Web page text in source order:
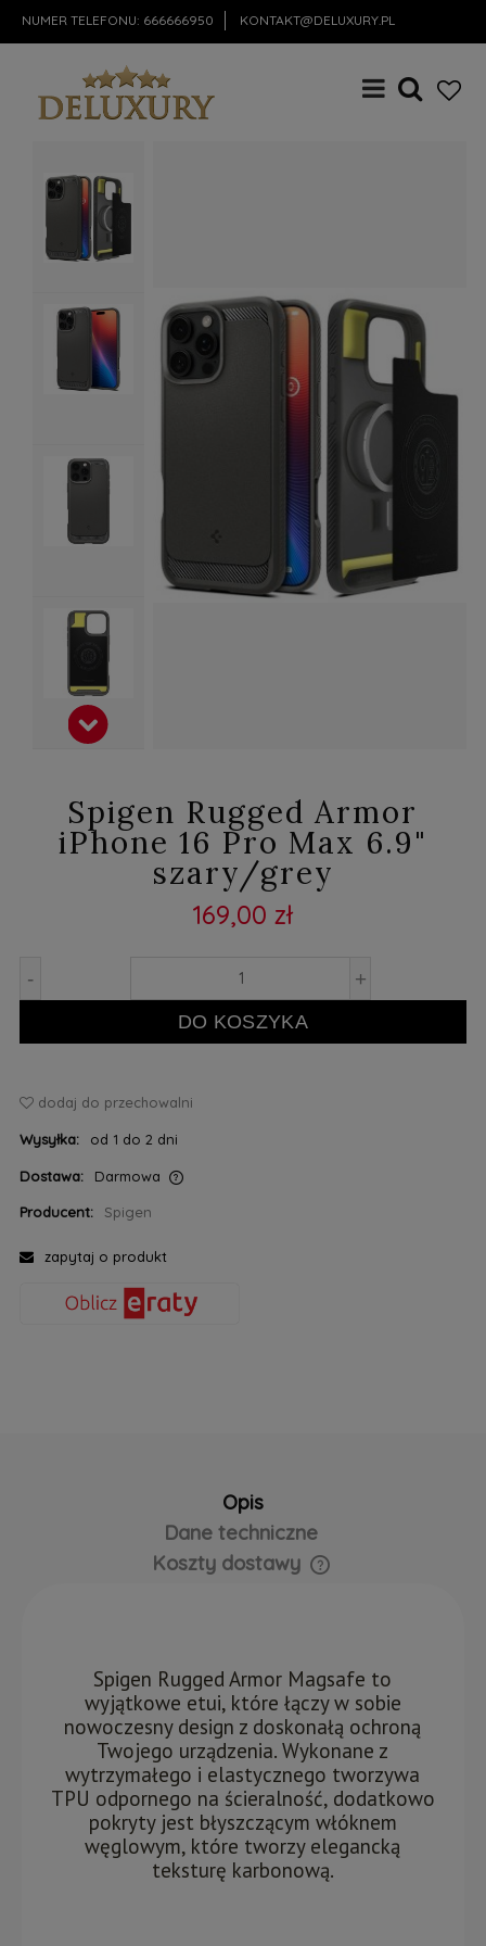
NUMER TELEFONU: 666666950 KONTAKT@DELUXURY.PL
Spigen Rugged Armor
iPhone 16 Pro Max 6.9"
szary/grey
169,00 zł
- +
DO KOSZYKA
dodaj do przechowalni
Wysyłka: od 1 do 2 dni
Dostawa:
Darmowa
Producent:
Spigen
zapytaj o produkt
Opis
Dane techniczne
Koszty dostawy
Cena nie zawiera ewentualnych kosztów płatności
Spigen Rugged Armor Magsafe to
wyjątkowe etui, które łączy w sobie
nowoczesny design z doskonałą ochroną
Twojego urządzenia. Wykonane z
wytrzymałego i elastycznego tworzywa
TPU odpornego na ścieralność, dodatkowo
pokryty jest błyszczącym włóknem
węglowym, które tworzy elegancką
teksturę karbonową.